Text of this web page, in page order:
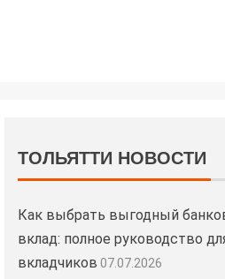
ТОЛЬЯТТИ НОВОСТИ
Как выбрать выгодный
вклад: полное руководство
вкладчиков 07.07.2026